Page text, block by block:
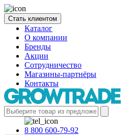
Стать клиентом
Каталог
О компании
Бренды
Акции
Сотрудничество
Магазины-партнёры
Контакты
8 800 600-79-92